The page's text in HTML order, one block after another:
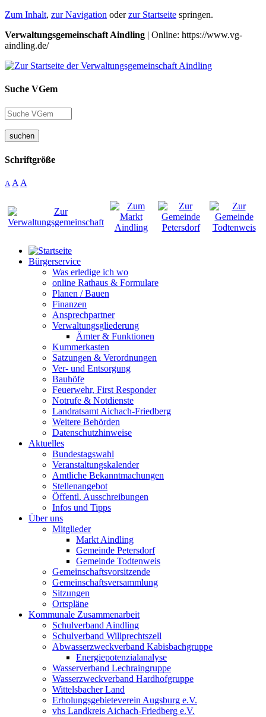
Zum Inhalt, zur Navigation oderzur Startseite springen.
Verwaltungsgemeinschaft Aindling | Online: https://www.vg-
aindling.de/
Suche VGem
suchen
Schriftgröße
A A A
Bürgerservice
Was erledige ich wo
online Rathaus & Formulare
Planen / Bauen
Finanzen
Ansprechpartner
Verwaltungsgliederung
Ämter & Funktionen
Kummerkasten
Satzungen & Verordnungen
Ver- und Entsorgung
Bauhöfe
Feuerwehr, First Responder
Notrufe & Notdienste
Landratsamt Aichach-Friedberg
Weitere Behörden
Datenschutzhinweise
Aktuelles
Bundestagswahl
Veranstaltungskalender
Amtliche Bekanntmachungen
Stellenangebot
Öffentl. Ausschreibungen
Infos und Tipps
Über uns
Mitglieder
Markt Aindling
Gemeinde Petersdorf
Gemeinde Todtenweis
Gemeinschaftsvorsitzende
Gemeinschaftsversammlung
Sitzungen
Ortspläne
Kommunale Zusammenarbeit
Schulverband Aindling
Schulverband Willprechtszell
Abwasserzweckverband Kabisbachgruppe
Energiepotenzialanalyse
Wasserverband Lechraingruppe
Wasserzweckverband Hardhofgruppe
Wittelsbacher Land
Erholungsgebieteverein Augsburg e.V.
vhs Landkreis Aichach-Friedberg e.V.